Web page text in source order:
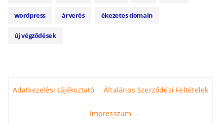
wordpress árverés ékezetes domain
új végződések
Adatkezelési tájékoztató Általános Szerződési Feltételek
Impresszum